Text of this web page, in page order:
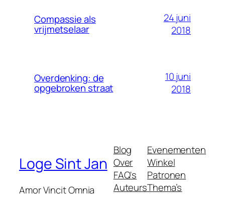
Compassie als
vrijmetselaar
24 juni
2018
Overdenking: de
opgebroken straat
10 juni
2018
Loge Sint Jan
Amor Vincit Omnia
Blog
Over
FAQ's
Auteurs
Evenementen
Winkel
Patronen
Thema’s